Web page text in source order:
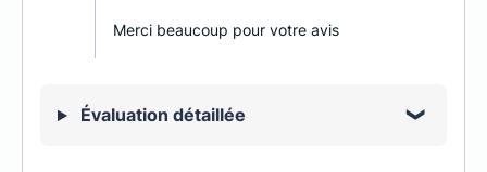
Merci beaucoup pour votre avis
Évaluation détaillée